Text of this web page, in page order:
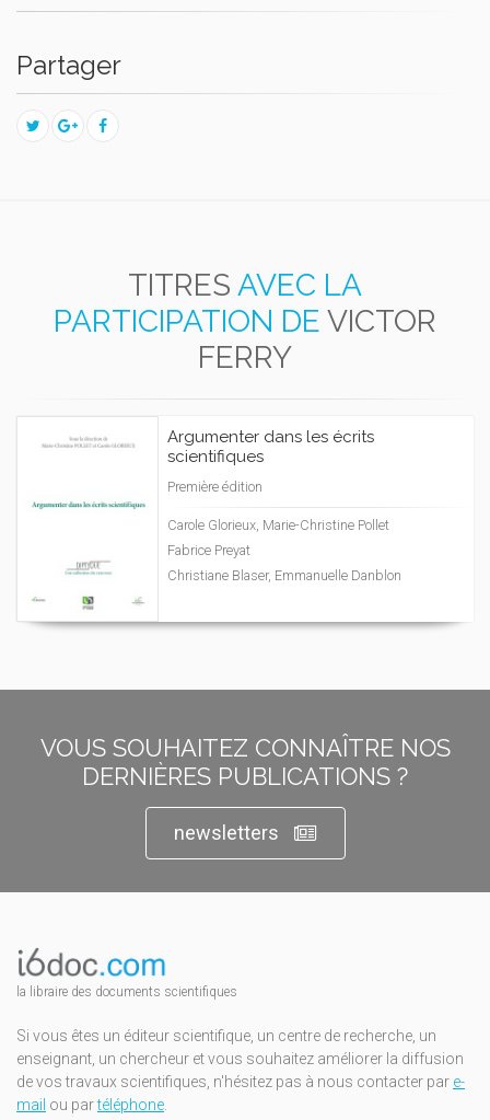
Partager
TITRES AVEC LA
PARTICIPATION DE VICTOR
FERRY
Argumenter dans les écrits
scientifiques
Première édition
Carole Glorieux, Marie-Christine Pollet
Fabrice Preyat
Christiane Blaser, Emmanuelle Danblon
VOUS SOUHAITEZ CONNAÎTRE NOS
DERNIÈRES PUBLICATIONS ?
newsletters
la libraire des documents scientifiques
Si vous êtes un éditeur scientifique, un centre de recherche, un
enseignant, un chercheur et vous souhaitez améliorer la diffusion
de vos travaux scientifiques, n'hésitez pas à nous contacter par e-
mail ou partéléphone.